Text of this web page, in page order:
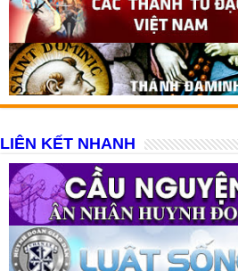
LIÊN KẾT NHANH